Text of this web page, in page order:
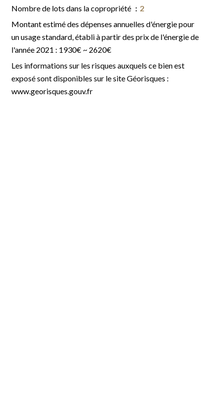
Nombre de lots dans la copropriété
2
Montant estimé des dépenses annuelles d'énergie pour
un usage standard, établi à partir des prix de l'énergie de
l'année 2021 : 1930€ ~ 2620€
Les informations sur les risques auxquels ce bien est
exposé sont disponibles sur le site Géorisques :
www.georisques.gouv.fr